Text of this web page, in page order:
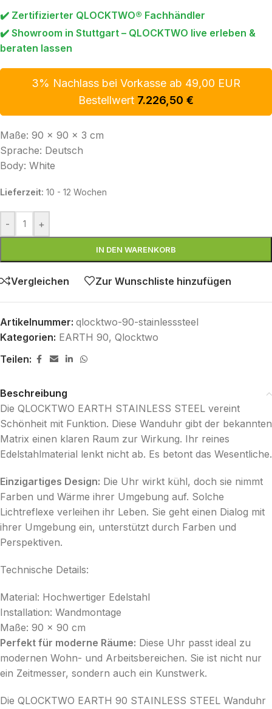
✔️ Zertifizierter QLOCKTWO® Fachhändler
✔️ Showroom in Stuttgart – QLOCKTWO live erleben &
beraten lassen
3% Nachlass bei Vorkasse ab 49,00 EUR
Bestellwert 7.226,50 €
Maße: 90 x 90 x 3 cm
Sprache: Deutsch
Body: White
Lieferzeit: 10 - 12 Wochen
- +
IN DEN WARENKORB
Vergleichen Zur Wunschliste hinzufügen
Artikelnummer: qlocktwo-90-stainlesssteel
Kategorien: EARTH 90, Qlocktwo
Teilen:
Beschreibung
Die QLOCKTWO EARTH STAINLESS STEEL vereint
Schönheit mit Funktion. Diese Wanduhr gibt der bekannten
Matrix einen klaren Raum zur Wirkung. Ihr reines
Edelstahlmaterial lenkt nicht ab. Es betont das Wesentliche.
Einzigartiges Design: Die Uhr wirkt kühl, doch sie nimmt
Farben und Wärme ihrer Umgebung auf. Solche
Lichtreflexe verleihen ihr Leben. Sie geht einen Dialog mit
ihrer Umgebung ein, unterstützt durch Farben und
Perspektiven.
Technische Details:
Material: Hochwertiger Edelstahl
Installation: Wandmontage
Maße: 90 x 90 cm
Perfekt für moderne Räume: Diese Uhr passt ideal zu
modernen Wohn- und Arbeitsbereichen. Sie ist nicht nur
ein Zeitmesser, sondern auch ein Kunstwerk.
Die QLOCKTWO EARTH 90 STAINLESS STEEL Wanduhr